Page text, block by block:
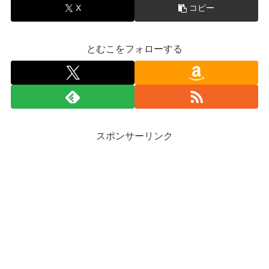
X コピー
とむこをフォローする
スポンサーリンク